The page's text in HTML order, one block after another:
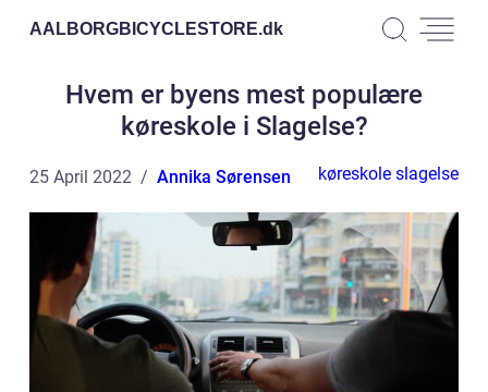
AALBORGBICYCLESTORE.dk
Hvem er byens mest populære
køreskole i Slagelse?
25 April 2022 Annika Sørensen køreskole slagelse